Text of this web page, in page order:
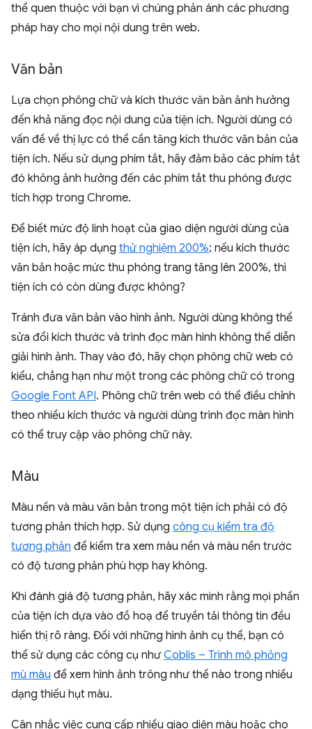
thể quen thuộc với bạn vì chúng phản ánh các phương
pháp hay cho mọi nội dung trên web.
Văn bản
Lựa chọn phông chữ và kích thước văn bản ảnh hưởng
đến khả năng đọc nội dung của tiện ích. Người dùng có
vấn đề về thị lực có thể cần tăng kích thước văn bản của
tiện ích. Nếu sử dụng phím tắt, hãy đảm bảo các phím tắt
đó không ảnh hưởng đến các phím tắt thu phóng được
tích hợp trong Chrome.
Để biết mức độ linh hoạt của giao diện người dùng của
tiện ích, hãy áp dụng thử nghiệm 200%; nếu kích thước
văn bản hoặc mức thu phóng trang tăng lên 200%, thì
tiện ích có còn dùng được không?
Tránh đưa văn bản vào hình ảnh. Người dùng không thể
sửa đổi kích thước và trình đọc màn hình không thể diễn
giải hình ảnh. Thay vào đó, hãy chọn phông chữ web có
kiểu, chẳng hạn như một trong các phông chữ có trong
Google Font API. Phông chữ trên web có thể điều chỉnh
theo nhiều kích thước và người dùng trình đọc màn hình
có thể truy cập vào phông chữ này.
Màu
Màu nền và màu văn bản trong một tiện ích phải có độ
tương phản thích hợp. Sử dụng công cụ kiểm tra độ
tương phản để kiểm tra xem màu nền và màu nền trước
có độ tương phản phù hợp hay không.
Khi đánh giá độ tương phản, hãy xác minh rằng mọi phần
của tiện ích dựa vào đồ hoạ để truyền tải thông tin đều
hiển thị rõ ràng. Đối với những hình ảnh cụ thể, bạn có
thể sử dụng các công cụ như Coblis – Trình mô phỏng
mù màu để xem hình ảnh trông như thế nào trong nhiều
dạng thiếu hụt màu.
Cân nhắc việc cung cấp nhiều giao diện màu hoặc cho